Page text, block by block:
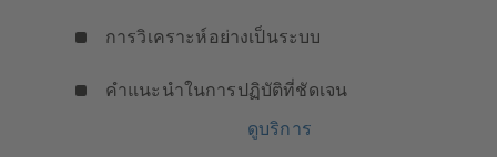
การวิเคราะห์อย่างเป็นระบบ
คำแนะนำในการปฏิบัติที่ชัดเจน
ดูบริการ